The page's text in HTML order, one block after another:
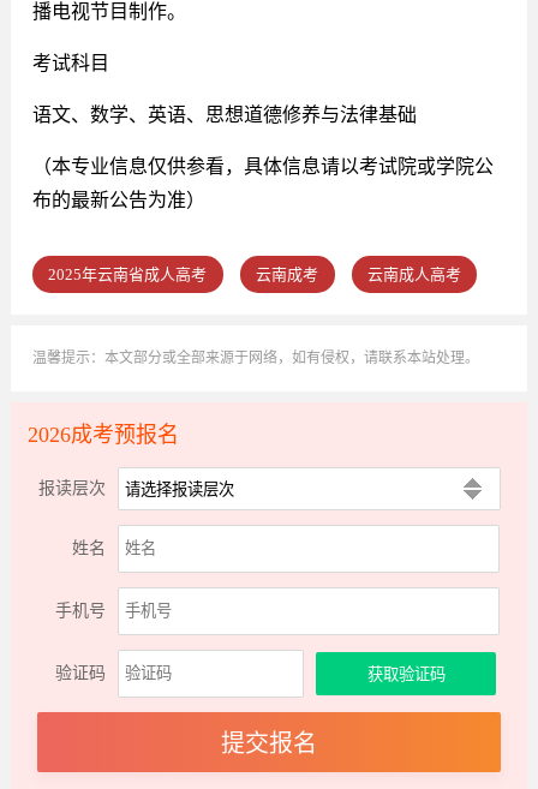
播电视节目制作。
考试科目
语文、数学、英语、思想道德修养与法律基础
（本专业信息仅供参看，具体信息请以考试院或学院公
布的最新公告为准）
2025年云南省成人高考 云南成考 云南成人高考
温馨提示：本文部分或全部来源于网络，如有侵权，请联系本站处理。
2026成考预报名
报读层次
姓名
手机号
验证码